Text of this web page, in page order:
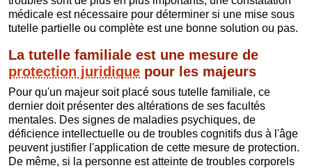
médicale est nécessaire pour déterminer si une mise sous
tutelle partielle ou complète est une bonne solution ou pas.
La tutelle familiale est une mesure de
protection juridique pour les majeurs
Pour qu'un majeur soit placé sous tutelle familiale, ce
dernier doit présenter des altérations de ses facultés
mentales. Des signes de maladies psychiques, de
déficience intellectuelle ou de troubles cognitifs dus à l'âge
peuvent justifier l'application de cette mesure de protection.
De même, si la personne est atteinte de troubles corporels